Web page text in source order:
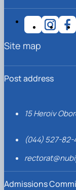
Post address
15 Heroiv
(044) 527-82-
Admissions
Site map